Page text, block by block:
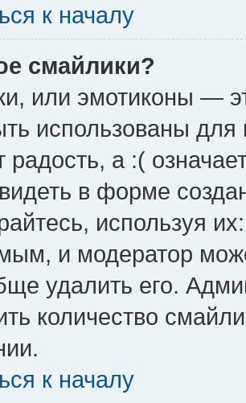
к началу
смайлики?
или эмотиконы —
использованы
радость, а :(
в форме
используя
и модератор
удалить его.
количество
к началу